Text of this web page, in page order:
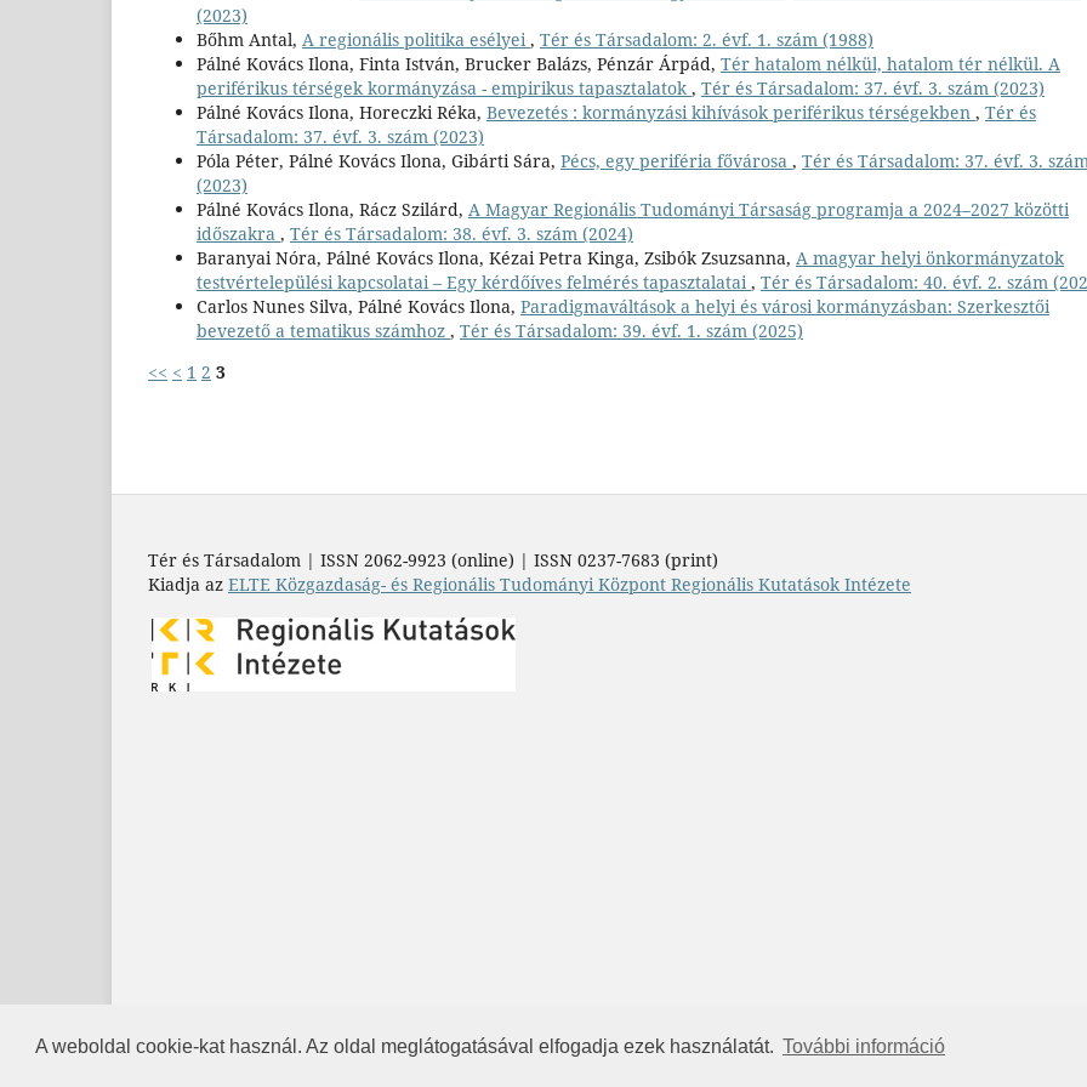
A weboldal cookie-kat használ. Az oldal meglátogatásával elfogadja ezek használatát. További információ
(2023)
Bőhm Antal, A regionális politika esélyei , Tér és Társadalom: 2. évf. 1. szám (1988)
Pálné Kovács Ilona, Finta István, Brucker Balázs, Pénzár Árpád, Tér hatalom nélkül, hatalom tér nélkül. A
periférikus térségek kormányzása - empirikus tapasztalatok , Tér és Társadalom: 37. évf. 3. szám (2023)
Pálné Kovács Ilona, Horeczki Réka, Bevezetés : kormányzási kihívások periférikus térségekben , Tér és
Társadalom: 37. évf. 3. szám (2023)
Póla Péter, Pálné Kovács Ilona, Gibárti Sára, Pécs, egy periféria fővárosa , Tér és Társadalom: 37. évf. 3. szám
(2023)
Pálné Kovács Ilona, Rácz Szilárd, A Magyar Regionális Tudományi Társaság programja a 2024–2027 közötti
időszakra , Tér és Társadalom: 38. évf. 3. szám (2024)
Baranyai Nóra, Pálné Kovács Ilona, Kézai Petra Kinga, Zsibók Zsuzsanna, A magyar helyi önkormányzatok
testvértelepülési kapcsolatai – Egy kérdőíves felmérés tapasztalatai , Tér és Társadalom: 40. évf. 2. szám
Carlos Nunes Silva, Pálné Kovács Ilona, Paradigmaváltások a helyi és városi kormányzásban: Szerkesztői
bevezető a tematikus számhoz , Tér és Társadalom: 39. évf. 1. szám (2025)
<< < 1 2 3
Tér és Társadalom | ISSN 2062-9923 (online) | ISSN 0237-7683 (print)
Kiadja az ELTE Közgazdaság- és Regionális Tudományi Központ Regionális Kutatások Intézete